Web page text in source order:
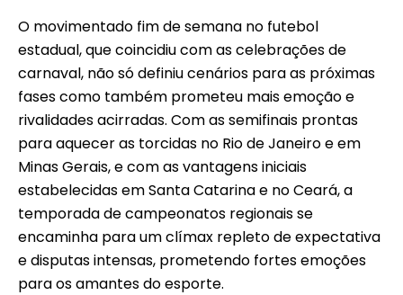
O movimentado fim de semana no futebol
estadual, que coincidiu com as celebrações de
carnaval, não só definiu cenários para as próximas
fases como também prometeu mais emoção e
rivalidades acirradas. Com as semifinais prontas
para aquecer as torcidas no Rio de Janeiro e em
Minas Gerais, e com as vantagens iniciais
estabelecidas em Santa Catarina e no Ceará, a
temporada de campeonatos regionais se
encaminha para um clímax repleto de expectativa
e disputas intensas, prometendo fortes emoções
para os amantes do esporte.